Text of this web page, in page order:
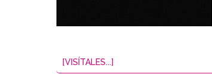
[VISÍTALES...]